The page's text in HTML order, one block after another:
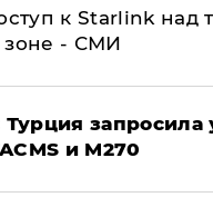
к Starlink над
зоне - СМИ
Турция
и M270